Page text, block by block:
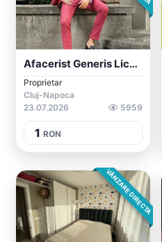
Afacerist Generis Licențiat Ofer Sprijin...
Proprietar
Cluj-Napoca
23.07.2026
5959
1 RON
VÂNZARE DIRECTA